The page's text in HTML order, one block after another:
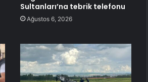
Sultanları’na tebrik telefonu
Ağustos 6, 2026